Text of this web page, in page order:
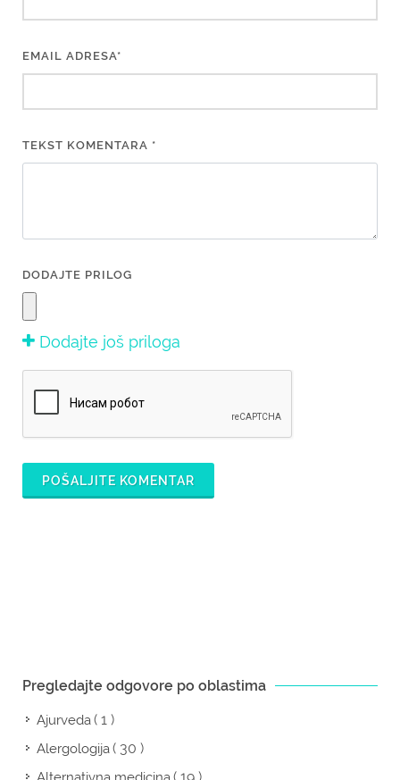
EMAIL ADRESA*
TEKST KOMENTARA *
DODAJTE PRILOG
Dodajte još priloga
POŠALJITE KOMENTAR
Pregledajte odgovore po oblastima
Ajurveda( 1 )
Alergologija( 30 )